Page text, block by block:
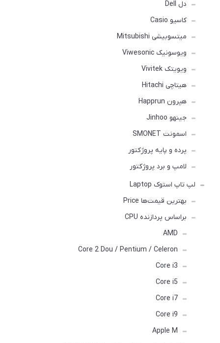
دل Dell
کاسیو Casio
میتسوبیشی Mitsubishi
ویوسونیک Viwesonic
ویویتک Vivitek
هیتاچی Hitachi
هپرون Happrun
جینهو Jinhoo
اسمونت SMONET
پرده و پایه پروژکتور
لامپ و برد پروژکتور
لپ تاپ استوک Laptop
بهترین قیمت‌ها Price
براساس پردازنده CPU
AMD
Core 2 Dou / Pentium / Celeron
Core i3
Core i5
Core i7
Core i9
Apple M